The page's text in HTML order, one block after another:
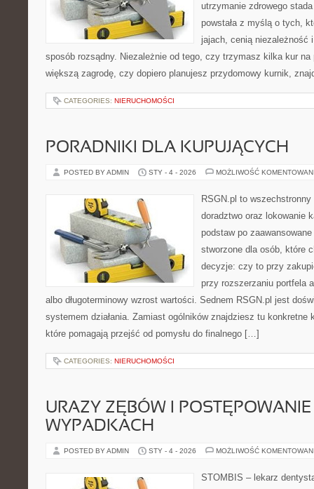
utrzymanie zdrowego
powstała z myślą o tych,
jajach, cenią niezależność
sposób rozsądny. Niezależnie od tego, czy trzymasz kilka kur na
większą zagrodę, czy dopiero planujesz przydomowy kurnik,
CATEGORIES: NIERUCHOMOŚCI
PORADNIKI DLA KUPUJĄCYCH
POSTED BY ADMIN STY - 4 - 2026 MOŻLIWOŚĆ
RSGN.pl to
doradztwo oraz lokowanie
podstaw po
stworzone dla osób, które
decyzje: czy to przy
przy rozszerzaniu portfela
albo długoterminowy wzrost wartości. Sednem RSGN.pl jest
systemem działania. Zamiast ogólników znajdziesz tu
które pomagają przejść od pomysłu do finalnego […]
CATEGORIES: NIERUCHOMOŚCI
URAZY ZĘBÓW I
WYPADKACH
POSTED BY ADMIN STY - 4 - 2026 MOŻLIWOŚĆ
STOMBIS – lekarz